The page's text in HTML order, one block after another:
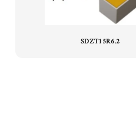
SDZT15R6.2